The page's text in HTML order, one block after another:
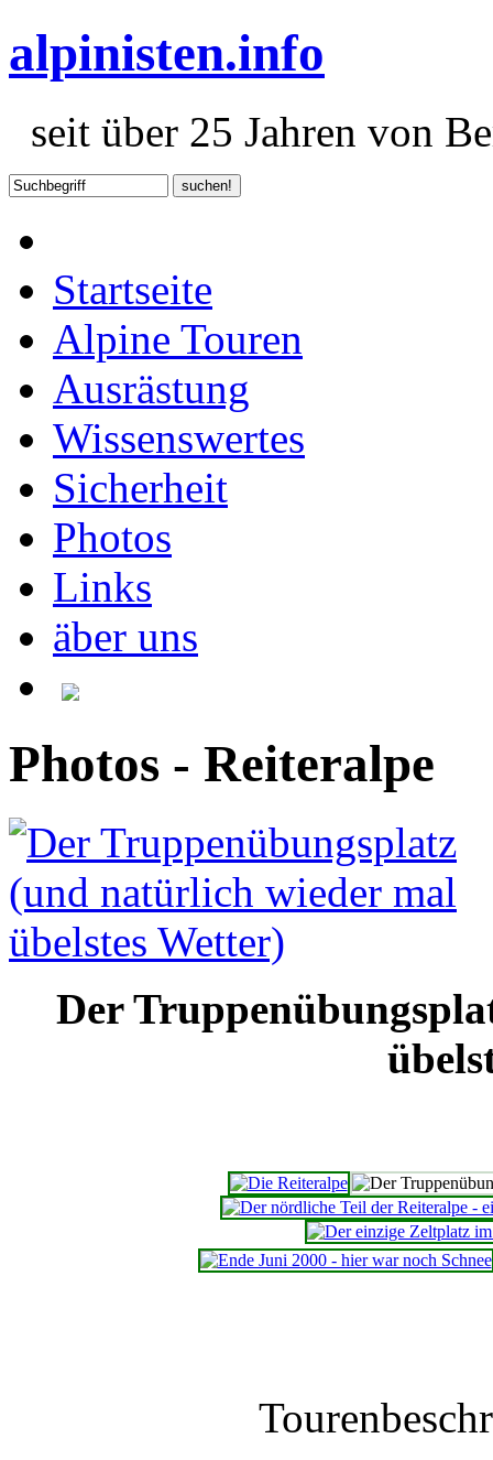
alpinisten.info
seit über 25 Jahren von
Startseite
Alpine Touren
Ausrästung
Wissenswertes
Sicherheit
Photos
Links
äber uns
Photos - Reiteralpe
Der